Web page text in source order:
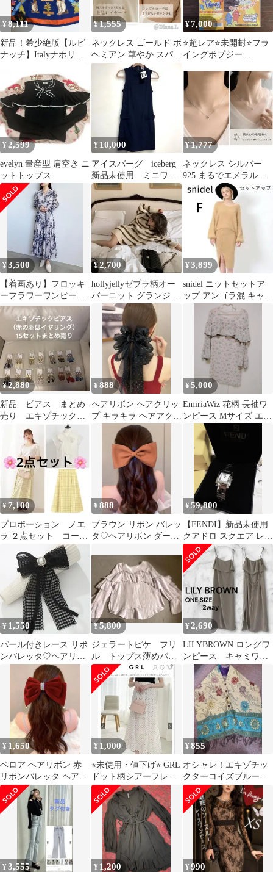
¥8,111
新品！希少絶版【ルビ
ナッチ】Italyナポリ
ルクスカーフ絹
¥1,555
ネックレス ゴールド ボ
ヘミアン 華やか スパン
コール３重 金チェーン
重ね付け
¥7,000
⭐️超レア⭐️未開封⭐️フラ
イングポプジー
ュール⭐️4本⭐️即決
¥ 2,599
evelyn 量産型 肩空き ニ
ットトップス
¥ 10,000
アイスバーグ iceberg
新品未使用 ミニワン
ピース 細目M ネイビ
ー
¥1,777
ネックレス シルバー
925 まるでエメラルド
の輝き 刻印ありチェー
ン緑czダイヤ
¥3,500
【着画あり】フロッキ
ーフラワーワンピース
24春夏 サイズ1(S) コ
コディール
¥2,700
hollyjellyゼブラ柄オー
バーニット グランジ 平
成 y2k
¥ 3,899
snidel ニットセットア
ップ アンゴラ混 キャメ
ル F トップススカート
¥2,880
新品 ピアス まとめ
売り エキゾチック
タッセル ビーズ オ
リエンタル 羽
¥888
ヘアリボン ヘアクリッ
プ キラキラ ヘアアクセ
¥5,000
EmiriaWiz 花柄 長袖ワ
ンピース Mサイズ エミ
リアウィズ
¥7,100
プロポーション ノエ
ラ ２点セット コーデ
¥888
ブラウン リボン バレッ
タ♡ヘアリボン ダーリ
¥59,800
【FENDI】新品未使用
クアドロ スクエア レデ
ィース腕時計 正規 フェ
ンディ
¥ 1,550
パール付きレース リボ
ンバレッタ♡ヘアリボ
ン ロジータ アンクルー
ジュ 量産型
¥5,800
ジェラートピケ フリ
ル トップス薄めパー
プル♡可愛いすぎ
る〜〜
¥2,690
LILYBROWN ロングワ
ンピース キャミワン
ピース フリーサイ
ズ ベージュ
¥ 1,650
ベロア ヘアリボン 赤
リボンバレッタ ヘアア
クセサリー
¥ 1,000
⭐︎未使用・値下げ⭐︎ GRL
ドット柄シアーフレア
スカート Mサイズ アイ
ボリー
¥855
オシャレ！エキゾチッ
クターコイズブルー花
柄ストールカーディガ
ンインド海外旅行
¥3,555 ¥ 1,200 ¥990